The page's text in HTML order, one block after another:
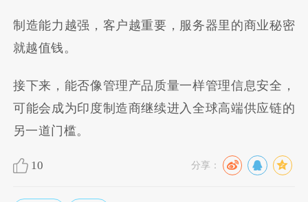
制造能力越强，客户越重要，服务器里的商业秘密
就越值钱。
接下来，能否像管理产品质量一样管理信息安全，
可能会成为印度制造商继续进入全球高端供应链的
另一道门槛。
10 分享：